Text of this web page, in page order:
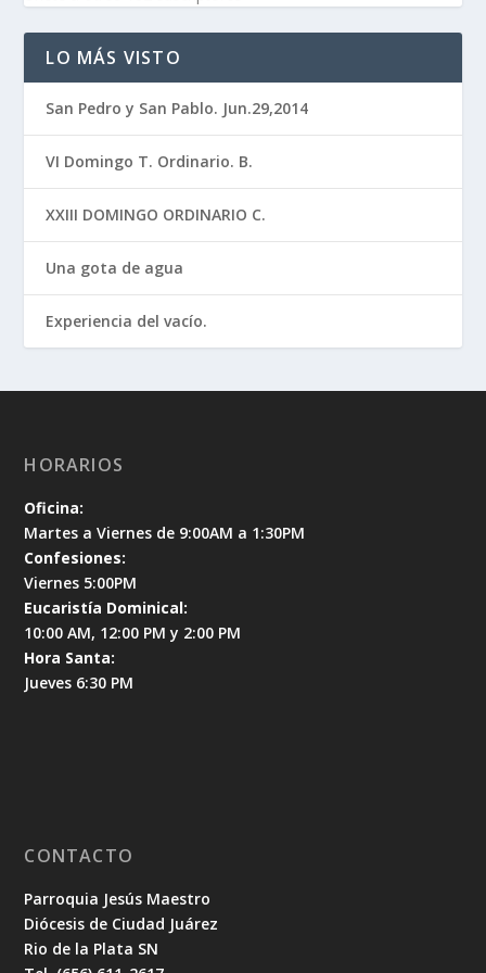
LO MÁS VISTO
San Pedro y San Pablo. Jun.29,2014
VI Domingo T. Ordinario. B.
XXIII DOMINGO ORDINARIO C.
Una gota de agua
Experiencia del vacío.
HORARIOS
Oficina:
Martes a Viernes de 9:00AM a 1:30PM
Confesiones:
Viernes 5:00PM
Eucaristía Dominical:
10:00 AM, 12:00 PM y 2:00 PM
Hora Santa:
Jueves 6:30 PM
CONTACTO
Parroquia Jesús Maestro
Diócesis de Ciudad Juárez
Rio de la Plata SN